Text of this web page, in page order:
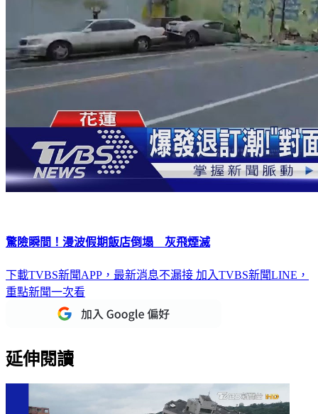
驚險瞬間！漫波假期飯店倒塌 灰飛煙滅
下載TVBS新聞APP，最新消息不漏接 加入TVBS新聞LINE，
重點新聞一次看
延伸閱讀